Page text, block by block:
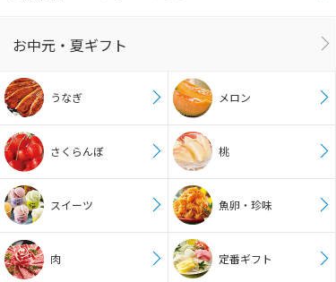
お中元・夏ギフト
うなぎ メロン
さくらんぼ 桃
スイーツ 魚卵・珍味
肉 定番ギフト